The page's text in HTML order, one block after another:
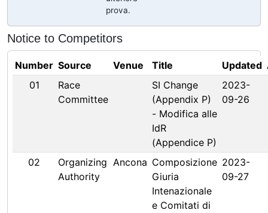
prova.
Notice to Competitors
Number Source Venue Title Updated
01
Race
Committee
SI Change
(Appendix P)
- Modifica alle
IdR
(Appendice P)
2023-
09-26
02
Organizing
Authority
Ancona Composizione
Giuria
Intenazionale
e Comitati di
2023-
09-27